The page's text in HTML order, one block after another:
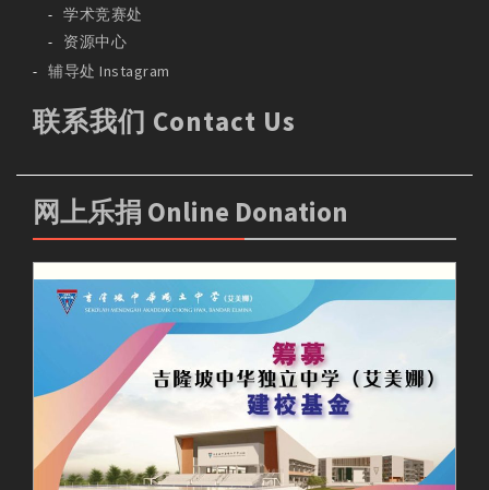
学术竞赛处
资源中心
辅导处 Instagram
联系我们 Contact Us
网上乐捐 Online Donation